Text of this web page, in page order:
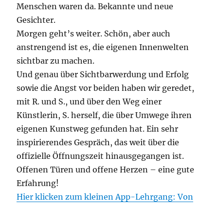
Menschen waren da. Bekannte und neue
Gesichter.
Morgen geht’s weiter. Schön, aber auch
anstrengend ist es, die eigenen Innenwelten
sichtbar zu machen.
Und genau über Sichtbarwerdung und Erfolg
sowie die Angst vor beiden haben wir geredet,
mit R. und S., und über den Weg einer
Künstlerin, S. herself, die über Umwege ihren
eigenen Kunstweg gefunden hat. Ein sehr
inspirierendes Gespräch, das weit über die
offizielle Öffnungszeit hinausgegangen ist.
Offenen Türen und offene Herzen – eine gute
Erfahrung!
Hier klicken zum kleinen App-Lehrgang: Von